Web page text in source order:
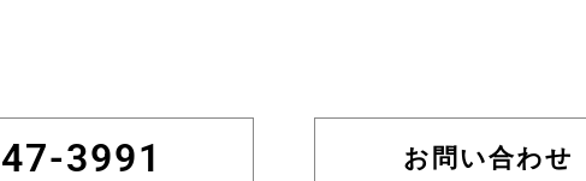
3991 お問い合わせ